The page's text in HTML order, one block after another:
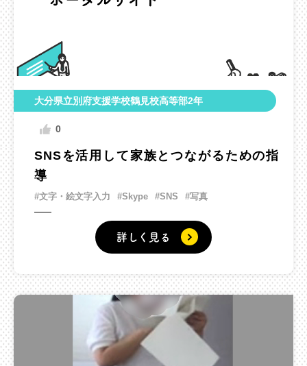
大分県立別府支援学校鶴見校高等部2年
0
SNSを活用して家族とつながるための指
導
#文字・絵文字入力 #Skype #SNS #写真
詳しく見る